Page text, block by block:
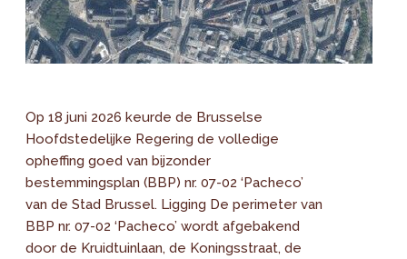
Op 18 juni 2026 keurde de Brusselse
Hoofdstedelijke Regering de volledige
opheffing goed van bijzonder
bestemmingsplan (BBP) nr. 07-02 ‘Pacheco’
van de Stad Brussel. Ligging De perimeter van
BBP nr. 07-02 ‘Pacheco’ wordt afgebakend
door de Kruidtuinlaan, de Koningsstraat, de